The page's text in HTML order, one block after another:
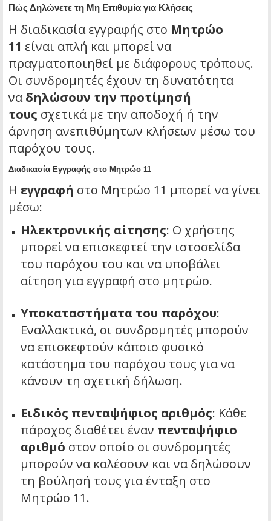
Πώς Δηλώνετε τη Μη Επιθυμία για Κλήσεις
Η διαδικασία εγγραφής στο Μητρώο
11 είναι απλή και μπορεί να
πραγματοποιηθεί με διάφορους τρόπους.
Οι συνδρομητές έχουν τη δυνατότητα
να δηλώσουν την προτίμησή
τους σχετικά με την αποδοχή ή την
άρνηση ανεπιθύμητων κλήσεων μέσω του
παρόχου τους.
Διαδικασία Εγγραφής στο Μητρώο 11
Η εγγραφή στο Μητρώο 11 μπορεί να γίνει
μέσω:
Ηλεκτρονικής αίτησης: Ο χρήστης
μπορεί να επισκεφτεί την ιστοσελίδα
του παρόχου του και να υποβάλει
αίτηση για εγγραφή στο μητρώο.
Υποκαταστήματα του παρόχου:
Εναλλακτικά, οι συνδρομητές μπορούν
να επισκεφτούν κάποιο φυσικό
κατάστημα του παρόχου τους για να
κάνουν τη σχετική δήλωση.
Ειδικός πενταψήφιος αριθμός: Κάθε
πάροχος διαθέτει έναν πενταψήφιο
αριθμό στον οποίο οι συνδρομητές
μπορούν να καλέσουν και να δηλώσουν
τη βούλησή τους για ένταξη στο
Μητρώο 11.